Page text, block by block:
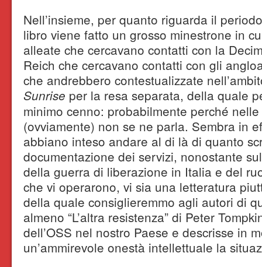
Nell’insieme, per quanto riguarda il
libro viene fatto un grosso minestrone in
alleate che cercavano contatti con la
Reich che cercavano contatti con gli
che andrebbero contestualizzate
Sunrise per la resa separata, della quale
minimo cenno: probabilmente perché
(ovviamente) non se ne parla. Sembra in
abbiano inteso andare al di là di quanto
documentazione dei servizi, nonostante
della guerra di liberazione in Italia e del
che vi operarono, vi sia una letteratura
della quale consiglieremmo agli autori di
almeno “L’altra resistenza” di Peter
dell’OSS nel nostro Paese e descrisse in
un’ammirevole onestà intellettuale la